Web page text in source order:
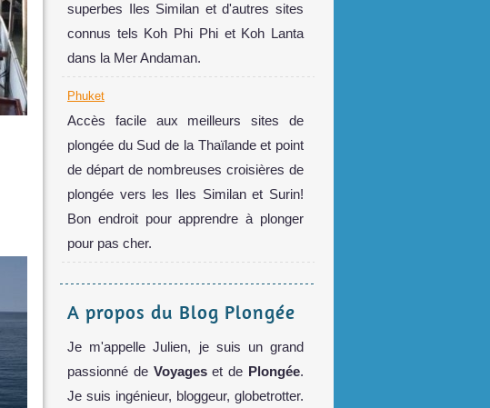
superbes Iles Similan et d'autres sites
connus tels Koh Phi Phi et Koh Lanta
dans la Mer Andaman.
Phuket
Accès facile aux meilleurs sites de
plongée du Sud de la Thaïlande et point
de départ de nombreuses croisières de
plongée vers les Iles Similan et Surin!
Bon endroit pour apprendre à plonger
pour pas cher.
A propos du Blog Plongée
Je m'appelle Julien, je suis un grand
passionné de Voyageset de Plongée.
Je suis ingénieur, bloggeur, globetrotter.